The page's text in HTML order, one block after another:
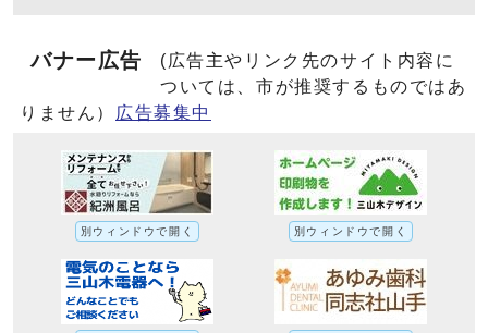
バナー広告
(広告主やリンク先のサイト内容に
ついては、市が推奨するものではあ
りません）
広告募集中
別ウィンドウで開く 別ウィンドウで開く